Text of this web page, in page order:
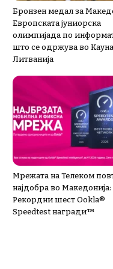
Бронзен медал за
Европската јуниорска
олимпијада по
што се одржува во
Литванија
Мрежата на Телеком
најдобра во Македонија:
Рекордни шест Ookla®
Speedtest награди™